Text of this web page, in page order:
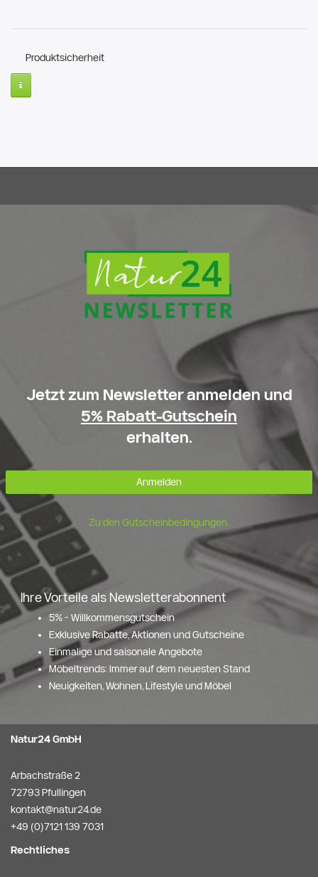
Produktsicherheit
Jetzt zum Newsletter anmelden und
5% Rabatt-Gutschein
erhalten.
Anmelden
Zu den Gutscheinbedingungen.
Ihre Vorteile als Newsletterabonnent
5% - Willkommensgutschein
Exklusive Rabatte, Aktionen und Gutscheine
Einmalige und saisonale Angebote
Möbeltrends: Immer auf dem neuesten Stand
Neuigkeiten, Wohnen, Lifestyle und Möbel
Natur24 GmbH
Arbachstraße 2
72793 Pfullingen
kontakt@natur24.de
+49 (0)7121 139 7031
Rechtliches